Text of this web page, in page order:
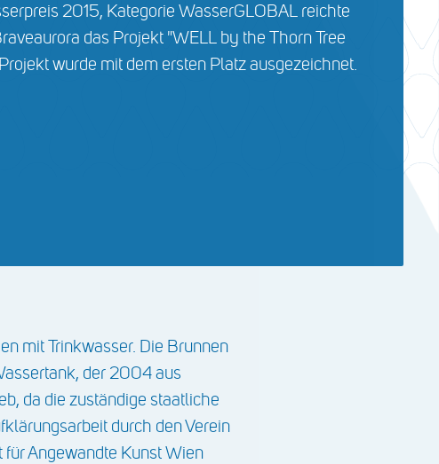
2015, Kategorie WasserGLOBAL reichte
das Projekt "WELL by the Thorn Tree
wurde mit dem ersten Platz ausgezeichnet.
mit Trinkwasser. Die Brunnen
der 2004 aus
da die zuständige staatliche
durch den Verein
für Angewandte Kunst Wien